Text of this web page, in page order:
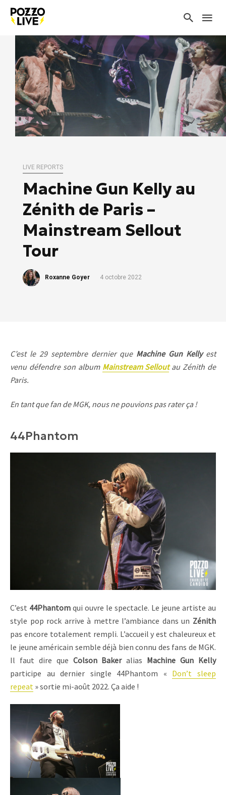
LIVE REPORTS
Machine Gun Kelly au
Zénith de Paris –
Mainstream Sellout
Tour
Roxanne Goyer 4 octobre 2022
C’est le 29 septembre dernier que Machine Gun Kellyest
venu défendre son album Mainstream Sellout au Zénith de
Paris.
En tant que fan de MGK, nous ne pouvions pas rater ça !
44Phantom
C’est 44Phantom qui ouvre le spectacle. Le jeune artiste au
style pop rock arrive à mettre l’ambiance dans un Zénith
pas encore totalement rempli. L’accueil y est chaleureux et
le jeune américain semble déjà bien connu des fans de MGK.
Il faut dire que Colson Bakeralias Machine Gun Kelly
participe au dernier single 44Phantom « Don’t sleep
repeat » sortie mi-août 2022. Ça aide !